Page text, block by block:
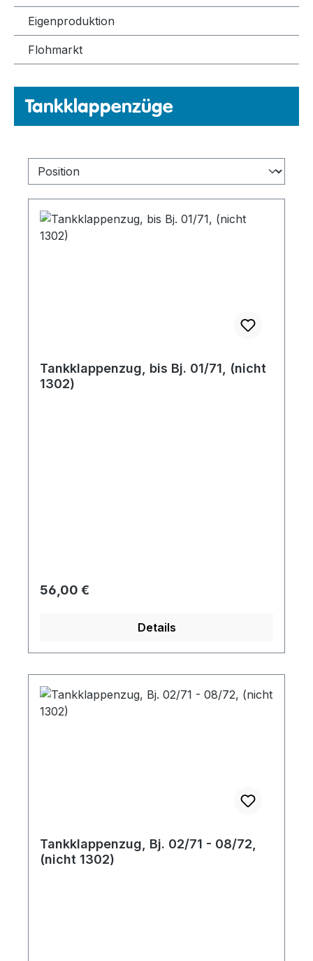
Eigenproduktion
Flohmarkt
Tankklappenzüge
Tankklappenzug, bis Bj. 01/71, (nicht
1302)
Regulärer Preis:
56,00 €
Details
Tankklappenzug, Bj. 02/71 - 08/72,
(nicht 1302)